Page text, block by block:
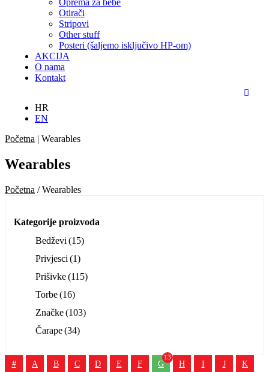
Oprema za bebe
Otirači
Stripovi
Other stuff
Posteri (šaljemo isključivo HP-om)
AKCIJA
O nama
Kontakt
HR
EN
Početna | Wearables
Wearables
Početna / Wearables
Kategorije proizvoda
Bedževi (15)
Privjesci (1)
Prišivke(115)
Torbe(16)
Značke(103)
Čarape(34)
# A B C D E F G
13
H I J K